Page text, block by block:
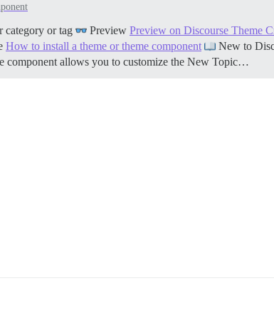
category or tag Preview Preview on Discourse Theme
How to install a theme or theme component New to
component allows you to customize the New Topic…